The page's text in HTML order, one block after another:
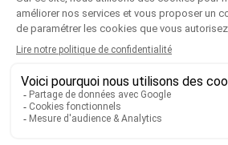
CGV|CGU |Mentions légales
Paiement sécurisé
Télécharger notre catalogue